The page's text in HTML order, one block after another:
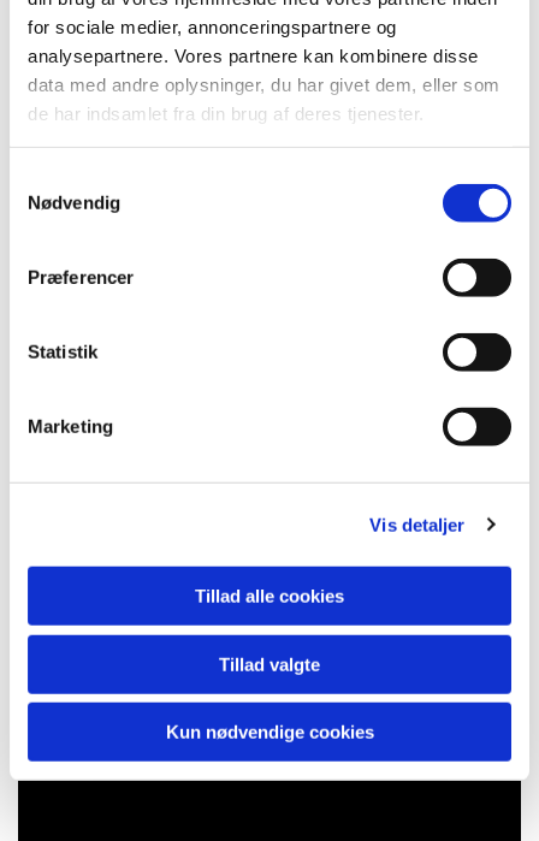
for sociale medier, annonceringspartnere og
analysepartnere. Vores partnere kan kombinere disse
data med andre oplysninger, du har givet dem, eller som
de har indsamlet fra din brug af deres tjenester.
Nødvendig
Præferencer
Statistik
Marketing
Vis detaljer
Tillad alle cookies
Tillad valgte
Kun nødvendige cookies
øver tirsdage kl. 19.00-21.00 i Sognegården. Koret
ledes af Teresemarie Lisiux, som er organist hos
Kirkerne i Vipperød.
begynder prøver igen tirsdag den 13. januar. Der er en
mindre optagelsesprøve. Man skal kunne synge og
følge en node. Bladsang er ikke nødvendigt, men en
fordel.